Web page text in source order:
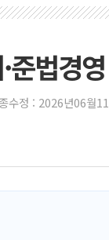
준법경
수정 : 2026년06월